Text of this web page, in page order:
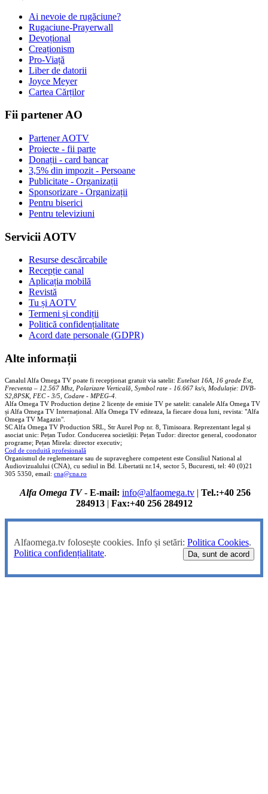
Ai nevoie de rugăciune?
Rugaciune-Prayerwall
Devoțional
Creaționism
Pro-Viață
Liber de datorii
Joyce Meyer
Cartea Cărților
Fii partener AO
Partener AOTV
Proiecte - fii parte
Donații - card bancar
3,5% din impozit - Persoane
Publicitate - Organizații
Sponsorizare - Organizații
Pentru biserici
Pentru televiziuni
Servicii AOTV
Resurse descărcabile
Recepție canal
Aplicația mobilă
Revistă
Tu și AOTV
Termeni și condiții
Politică confidențialitate
Acord date personale (GDPR)
Alte informații
Canalul Alfa Omega TV poate fi recepționat gratuit via satelit: Eutelsat 16A, 16 grade Est,
Frecventa – 12.567 Mhz, Polarizare Verticală, Symbol rate - 16.667 ks/s, Modulație: DVB-
S2,8PSK, FEC - 3/5, Codare - MPEG-4
Alfa Omega TV Production deține 2 licențe de emisie TV pe satelit: canalele Alfa Omega TV
și Alfa Omega TV Internațional. Alfa Omega TV editeaza, la fiecare doua luni, revista: "Alfa
Omega TV Magazin".
SC Alfa Omega TV Production SRL, Str Aurel Pop nr. 8, Timisoara. Reprezentant legal și
asociat unic: Pețan Tudor. Conducerea societății: Pețan Tudor: director general, coodonator
programe; Pețan Mirela: director executiv;
Cod de conduită profesională
Organismul de reglementare sau de supraveghere competent este Consiliul National al
Audiovizualului (CNA), cu sediul in Bd. Libertatii nr.14, sector 5, Bucuresti, tel: 40 (0)21
305 5350, email: cna@cna.ro
Alfa Omega TV- E-mail: info@alfaomega.tv | Tel.:+40 256
284913| Fax:+40 256 284912
Alfaomega.tv folosește cookies. Info și setări: Politica Cookies.
Politica confidențialitate. Da, sunt de acord